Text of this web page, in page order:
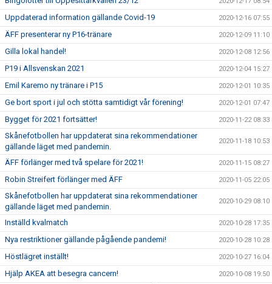
Uppdaterad information gällande Covid-19 2020-12-16 07:55
ÄFF presenterar ny P16-tränare 2020-12-09 11:10
Gilla lokal handel! 2020-12-08 12:56
P19 i Allsvenskan 2021 2020-12-04 15:27
Emil Karemo ny tränare i P15 2020-12-01 10:35
Ge bort sport i jul och stötta samtidigt vår förening! 2020-12-01 07:47
Bygget för 2021 fortsätter! 2020-11-22 08:33
Skånefotbollen har uppdaterat sina rekommendationer
gällande läget med pandemin.
2020-11-18 10:53
ÄFF förlänger med två spelare för 2021! 2020-11-15 08:27
Robin Streifert förlänger med ÄFF 2020-11-05 22:05
Skånefotbollen har uppdaterat sina rekommendationer
gällande läget med pandemin.
2020-10-29 08:10
Inställd kvalmatch 2020-10-28 17:35
Nya restriktioner gällande pågående pandemi! 2020-10-28 10:28
Höstlägret inställt! 2020-10-27 16:04
Hjälp AKEA att besegra cancern! 2020-10-08 19:50